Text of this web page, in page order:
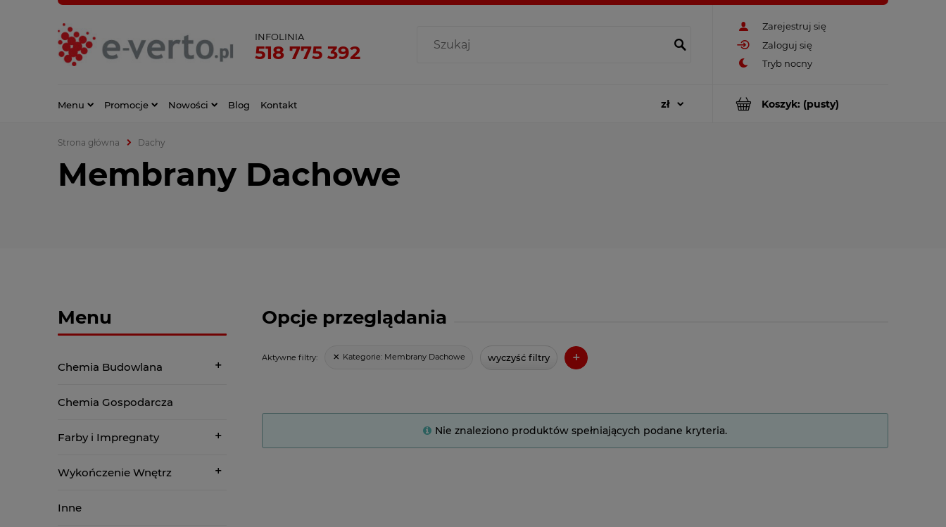
Zarejestruj się
Zaloguj się
INFOLINIA
518 775 392
Koszyk: (pusty)
Menu Promocje Nowości Blog Kontakt
Strona główna Dachy
Membrany Dachowe
Menu
Chemia Budowlana
Chemia Gospodarcza
Farby i Impregnaty
Wykończenie Wnętrz
Inne
Opcje przeglądania
Aktywne filtry: Kategorie: Membrany Dachowe wyczyść filtry +
Nie znaleziono produktów spełniających podane kryteria.